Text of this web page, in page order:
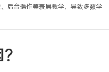
后台操作等表层教学，导致多数学习
与项目落地经验，真正学会网站制